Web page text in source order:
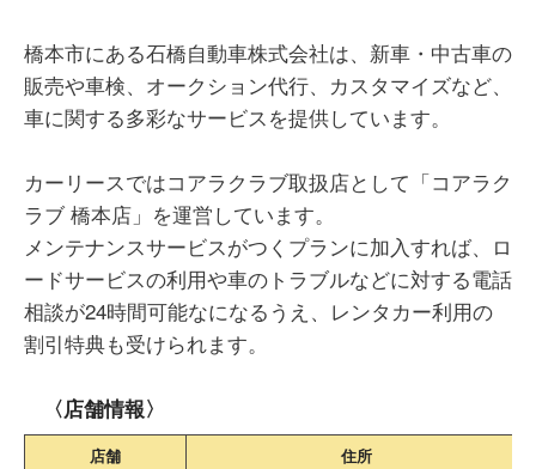
橋本市にある石橋自動車株式会社は、新車・中古車の
販売や車検、オークション代行、カスタマイズなど、
車に関する多彩なサービスを提供しています。
カーリースではコアラクラブ取扱店として「コアラク
ラブ 橋本店」を運営しています。
メンテナンスサービスがつくプランに加入すれば、ロ
ードサービスの利用や車のトラブルなどに対する電話
相談が24時間可能なになるうえ、レンタカー利用の
割引特典も受けられます。
〈店舗情報〉
店舗 住所